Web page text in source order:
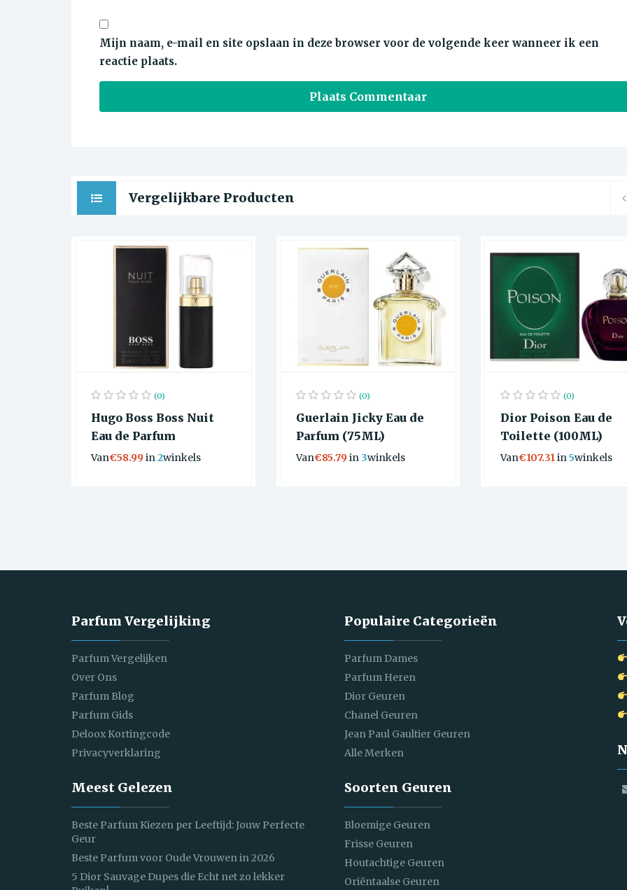
Mijn naam, e-mail en site opslaan in deze browser voor de volgende keer wanneer ik een
reactie plaats.
Vergelijkbare Producten
(0)
Hugo Boss Boss Nuit
Eau de Parfum
Van€58.99in2winkels
(0)
Guerlain Jicky Eau de
Parfum (75ML)
Van€85.79in 3winkels
(0)
Dior Poison Eau de
Toilette (100ML)
Van€107.31in5winkels
Parfum Vergelijking
Parfum Vergelijken
Over Ons
Parfum Blog
Parfum Gids
Deloox Kortingcode
Privacyverklaring
Meest Gelezen
Beste Parfum Kiezen per Leeftijd: Jouw Perfecte
Geur
Beste Parfum voor Oude Vrouwen in 2026
5 Dior Sauvage Dupes die Echt net zo lekker
Populaire Categorieën
Parfum Dames
Parfum Heren
Dior Geuren
Chanel Geuren
Jean Paul Gaultier Geuren
Alle Merken
Soorten Geuren
Bloemige Geuren
Frisse Geuren
Houtachtige Geuren
Oriëntaalse Geuren